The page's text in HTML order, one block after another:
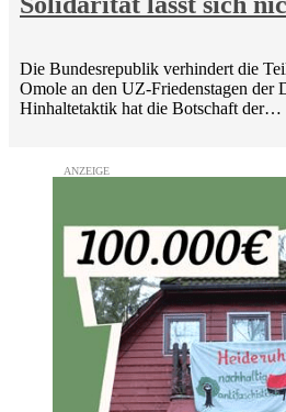
Die Bundesrepublik verhindert die
Omole an den UZ-Friedenstagen der
Hinhaltetaktik hat die Botschaft der…